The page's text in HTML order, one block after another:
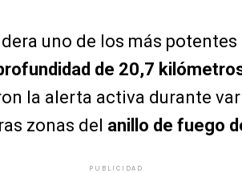
uno de los más
de 20,7
la alerta activa durante
zonas del anillo de fuego
PUBLICIDAD